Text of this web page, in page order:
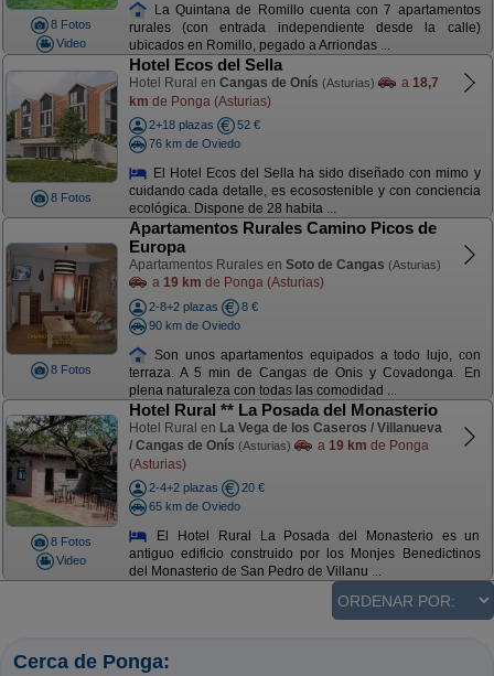
8 Fotos
Video
La Quintana de Romillo cuenta con 7 apartamentos
rurales (con entrada independiente desde la calle)
ubicados en Romillo, pegado a Arriondas ...
8 Fotos
Hotel Ecos del Sella
Hotel Rural en Cangas de Onís (Asturias) a 18,7
km de Ponga (Asturias)
2+18 plazas
52 €
76 km de Oviedo
El Hotel Ecos del Sella ha sido diseñado con mimo y
cuidando cada detalle, es ecosostenible y con conciencia
ecológica. Dispone de 28 habita ...
8 Fotos
Apartamentos Rurales Camino Picos de
Europa
Apartamentos Rurales en Soto de Cangas (Asturias)
a 19 km de Ponga (Asturias)
2-8+2 plazas
8 €
90 km de Oviedo
Son unos apartamentos equipados a todo lujo, con
terraza. A 5 min de Cangas de Onis y Covadonga. En
plena naturaleza con todas las comodidad ...
8 Fotos
Video
Hotel Rural ** La Posada del Monasterio
Hotel Rural en La Vega de los Caseros / Villanueva
/ Cangas de Onís (Asturias) a 19 km de Ponga
(Asturias)
2-4+2 plazas
20 €
65 km de Oviedo
El Hotel Rural La Posada del Monasterio es un
antiguo edificio construido por los Monjes Benedictinos
del Monasterio de San Pedro de Villanu ...
Cerca de Ponga: